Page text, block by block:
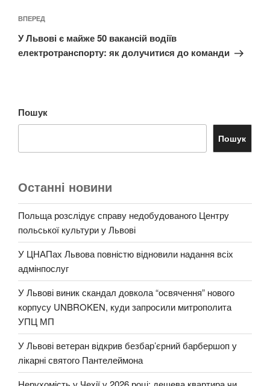
Наступний
запис
ВПЕРЕД
У Львові є майже 50 вакансій водіїв
електротранспорту: як долучитися до команди
Пошук
Пошук
Останні новини
Польща розслідує справу недобудованого Центру
польської культури у Львові
У ЦНАПах Львова повністю відновили надання всіх
адмінпослуг
У Львові виник скандал довкола “освячення” нового
корпусу UNBROKEN, куди запросили митрополита
УПЦ МП
У Львові ветеран відкрив безбар’єрний барбершоп у
лікарні святого Пантелеймона